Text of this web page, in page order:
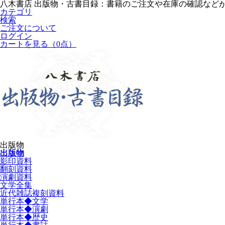
八木書店 出版物・古書目録：書籍のご注文や在庫の確認など
カテゴリ
検索
ご注文について
ログイン
カートを見る
（0点）
出版物
出版物
影印資料
翻刻資料
演劇資料
文学全集
近代雑誌複刻資料
単行本◆文学
単行本◆演劇
単行本◆歴史